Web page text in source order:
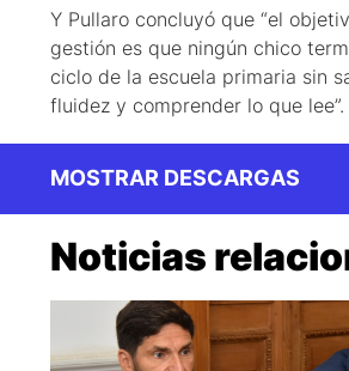
Y Pullaro concluyó que “el
gestión es que ningún chico
ciclo de la escuela primaria sin
fluidez y comprender lo que lee”.
MOSTRAR DESCARGAS
Noticias